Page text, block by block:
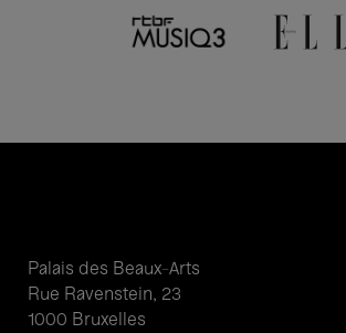
Palais des Beaux-Arts
Rue Ravenstein, 23
1000 Bruxelles